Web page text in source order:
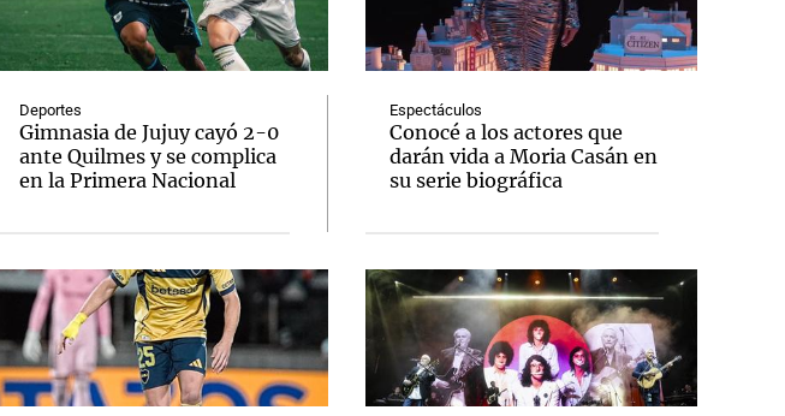
Deportes
Gimnasia de Jujuy cayó 2-0
ante Quilmes y se complica
en la Primera Nacional
Espectáculos
Conocé a los actores que
darán vida a Moria Casán en
su serie biográfica